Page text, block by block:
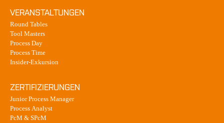
VERANSTALTUNGEN
Round Tables
Tool Masters
Process Day
Process Time
Insider-Exkursion
ZERTIFIZIERUNGEN
Junior Process Manager
Process Analyst
PcM & SPcM